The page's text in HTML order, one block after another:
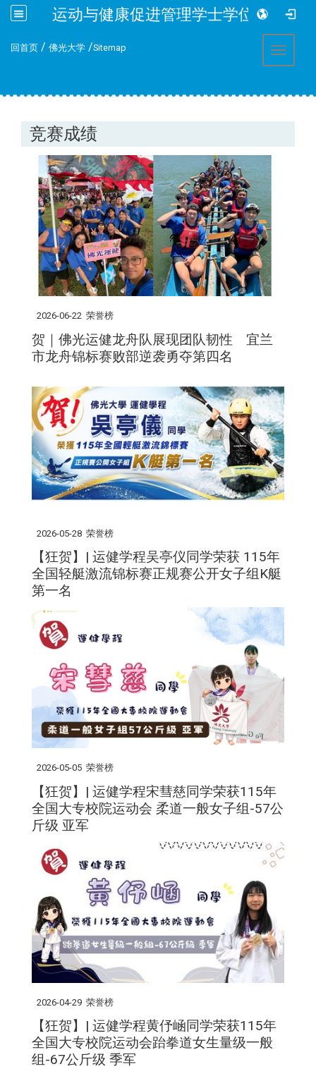
运动与健康促进管理学士学位学程
回首页 / 佛光大学 /Sitemap Toggle
竞赛成绩
2026-06-22 荣誉榜
贺｜佛光运健龙舟队展现团队韧性 宜兰
市龙舟锦标赛败部逆袭勇夺第四名
2026-05-28 荣誉榜
【狂贺】| 运健学程吴亭仪同学荣获 115年
全国轻艇激流锦标赛正规赛公开女子组K艇
第一名
2026-05-05 荣誉榜
【狂贺】| 运健学程宋彗慈同学荣获115年
全国大专校院运动会 柔道一般女子组-57公
斤级 亚军
2026-04-29 荣誉榜
【狂贺】| 运健学程黄伃崡同学荣获115年
全国大专校院运动会跆拳道女生量级一般
组-67公斤级 季军